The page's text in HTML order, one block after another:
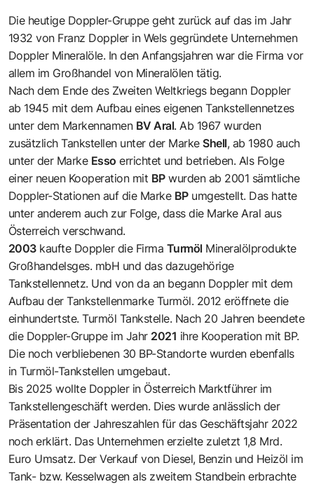
Die heutige Doppler-Gruppe geht zurück auf das im Jahr
1932 von Franz Doppler in Wels gegründete Unternehmen
Doppler Mineralöle. In den Anfangsjahren war die Firma vor
allem im Großhandel von Mineralölen tätig.
Nach dem Ende des Zweiten Weltkriegs begann Doppler
ab 1945 mit dem Aufbau eines eigenen Tankstellennetzes
unter dem Markennamen BV Aral. Ab 1967 wurden
zusätzlich Tankstellen unter der MarkeShell, ab 1980 auch
unter der Marke Esso errichtet und betrieben. Als Folge
einer neuen Kooperation mit BP wurden ab 2001 sämtliche
Doppler-Stationen auf die Marke BP umgestellt. Das hatte
unter anderem auch zur Folge, dass die Marke Aral aus
Österreich verschwand.
2003 kaufte Doppler die Firma Turmöl Mineralölprodukte
Großhandelsges. mbH und das dazugehörige
Tankstellennetz. Und von da an begann Doppler mit dem
Aufbau der Tankstellenmarke Turmöl. 2012 eröffnete die
einhundertste. Turmöl Tankstelle. Nach 20 Jahren beendete
die Doppler-Gruppe im Jahr 2021 ihre Kooperation mit BP.
Die noch verbliebenen 30 BP-Standorte wurden ebenfalls
in Turmöl-Tankstellen umgebaut.
Bis 2025 wollte Doppler in Österreich Marktführer im
Tankstellengeschäft werden. Dies wurde anlässlich der
Präsentation der Jahreszahlen für das Geschäftsjahr 2022
noch erklärt. Das Unternehmen erzielte zuletzt 1,8 Mrd.
Euro Umsatz. Der Verkauf von Diesel, Benzin und Heizöl im
Tank- bzw. Kesselwagen als zweitem Standbein erbrachte